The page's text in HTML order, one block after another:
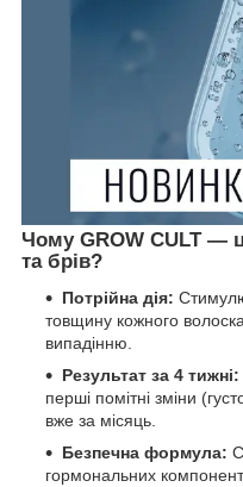
Чому GROW CULT —
та брів?
Потрійна дія:
товщину кожного
випадінню.
Результат за 4 тижні:
перші помітні зміни
вже за місяць.
Безпечна формула:
гормональних